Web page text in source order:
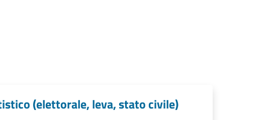
(elettorale, leva, stato civile)